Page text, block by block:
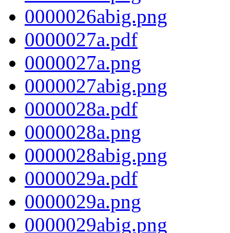
0000026abig.png
0000027a.pdf
0000027a.png
0000027abig.png
0000028a.pdf
0000028a.png
0000028abig.png
0000029a.pdf
0000029a.png
0000029abig.png